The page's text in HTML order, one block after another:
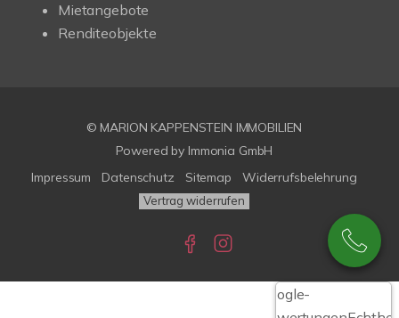
Mietangebote
Renditeobjekte
© MARION KAPPENSTEIN IMMOBILIEN
Powered by Immonia GmbH
Impressum
Datenschutz Sitemap Widerrufsbelehrung
Vertrag widerrufen
Google-